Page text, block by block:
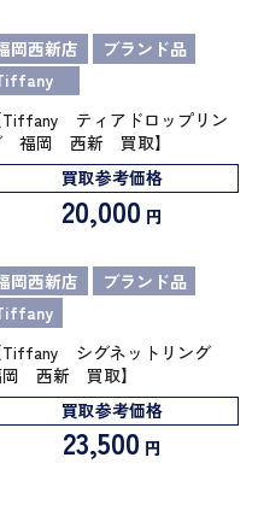
岡西新店
ブランド品
Tiffany ティアドロップリン
福岡 西新 買取】
買取参考価格
20,000 円
岡西新店
ブランド品
Tiffany シグネットリング
岡 西新 買取】
買取参考価格
23,500 円